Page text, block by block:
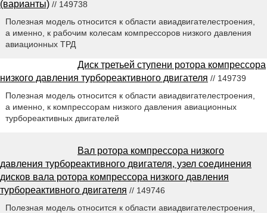
(варианты) // 149738
Полезная модель относится к области авиадвигателестроения,
а именно, к рабочим колесам компрессоров низкого давления
авиационных ТРД
Диск третьей ступени ротора компрессора
низкого давления турбореактивного двигателя // 149739
Полезная модель относится к области авиадвигателестроения,
а именно, к компрессорам низкого давления авиационных
турбореактивных двигателей
Вал ротора компрессора низкого
давления турбореактивного двигателя, узел соединения
дисков вала ротора компрессора низкого давления
турбореактивного двигателя // 149746
Полезная модель относится к области авиадвигателестроения,